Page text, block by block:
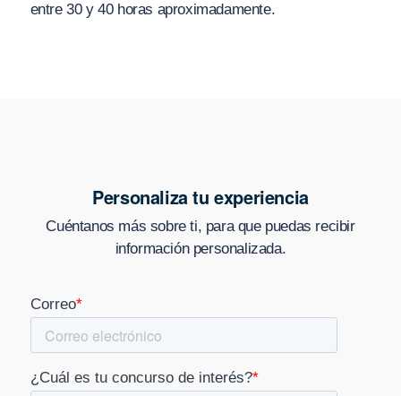
entre 30 y 40 horas aproximadamente.
Personaliza tu experiencia
Cuéntanos más sobre ti, para que puedas recibir
información personalizada.